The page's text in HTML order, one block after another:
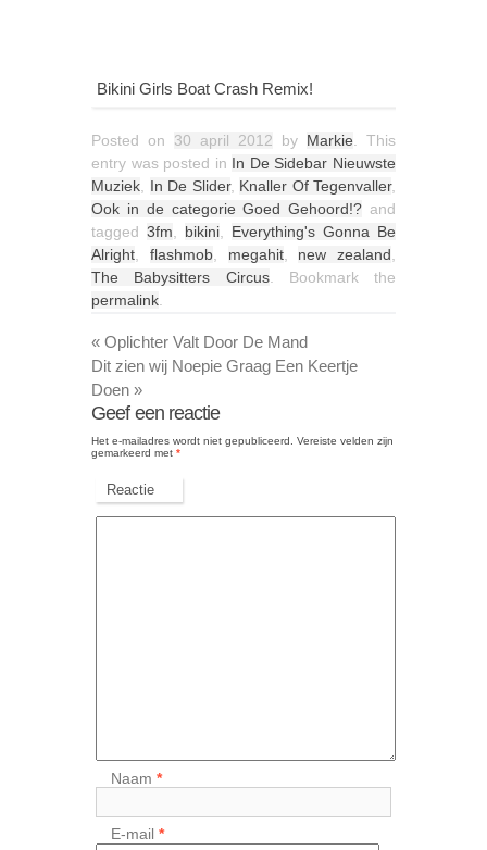
Bikini Girls Boat Crash Remix!
Posted on 30 april 2012 by Markie . This
entry was posted in In De Sidebar Nieuwste
Muziek
In De Slider, Knaller Of Tegenvaller,
Ook in de categorie Goed Gehoord!? and
tagged 3fm bikini
Everything's Gonna Be
Alright
flashmob, megahit, new zealand
The Babysitters Circus. Bookmark the
permalink
« Oplichter Valt Door De Mand
Dit zien wij Noepie Graag Een Keertje
Doen »
Geef een reactie
Het e-mailadres wordt niet gepubliceerd.
Vereiste velden zijn
gemarkeerd met *
Reactie
Naam*
E-mail*